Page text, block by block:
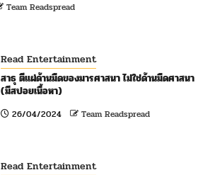
Team Readspread
Read Entertainment
สาธุ ตีแผ่ด้านมืดของมารศาสนา ไม่ใช่ด้านมืดศาสนา
(มีสปอยเนื้อหา)
26/04/2024 Team Readspread
Read Entertainment